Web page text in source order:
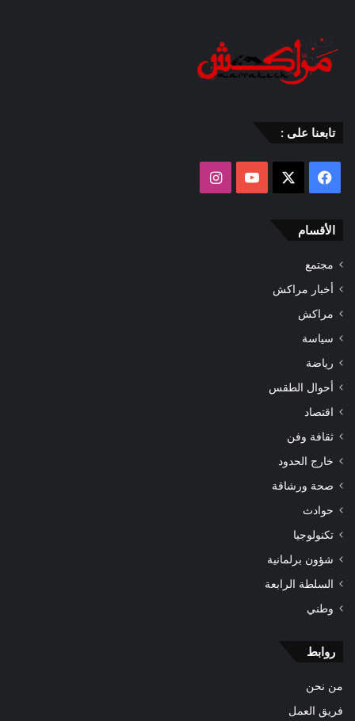
تابعنا على :
فيسبوك ‫YouTube
الأقسام
مجتمع
أخبار مراكش
مراكش
سياسة
رياضة
أحوال الطقس
اقتصاد
ثقافة وفن
خارج الحدود
صحة ورشاقة
حوادث
تكنولوجيا
شؤون برلمانية
السلطة الرابعة
وطني
روابط
من نحن
فريق العمل